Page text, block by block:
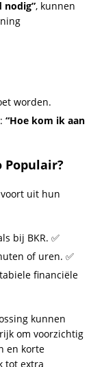
kunnen
om voorzichtig
extra
in
Het
leningen van
jaar.
van €1.500 tot
tot 10